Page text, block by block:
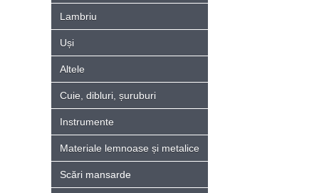
Lambriu
Uși
Altele
Cuie, dibluri, șuruburi
Instrumente
Materiale lemnoase și metalice
Scări mansarde